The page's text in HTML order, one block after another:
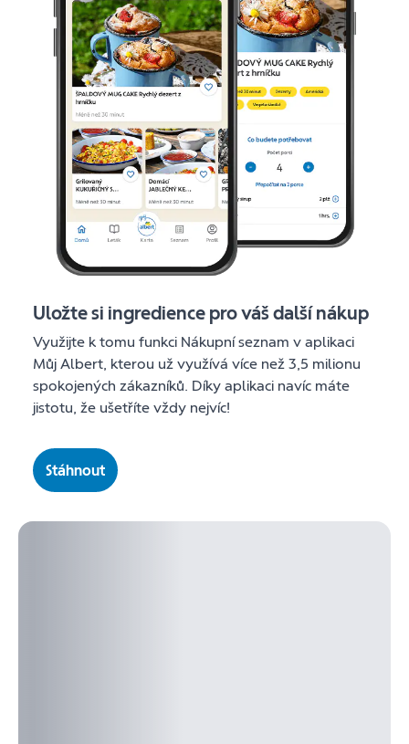
Uložte si ingredience pro váš další nákup
Využijte k tomu funkci Nákupní seznam v aplikaci
Můj Albert, kterou už využívá více než 3,5 milionu
spokojených zákazníků. Díky aplikaci navíc máte
jistotu, že ušetříte vždy nejvíc!
Stáhnout